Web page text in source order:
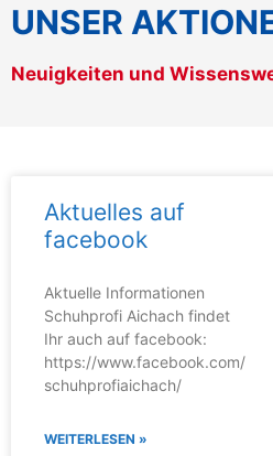
UNSER
Neuigkeiten und
Aktuelles auf
facebook
Aktuelle Informationen
Schuhprofi Aichach findet
Ihr auch auf facebook:
https://www.facebook.com/
schuhprofiaichach/
WEITERLESEN »